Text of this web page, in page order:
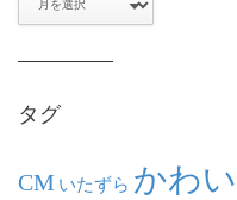
タグ
CM いたずら かわ